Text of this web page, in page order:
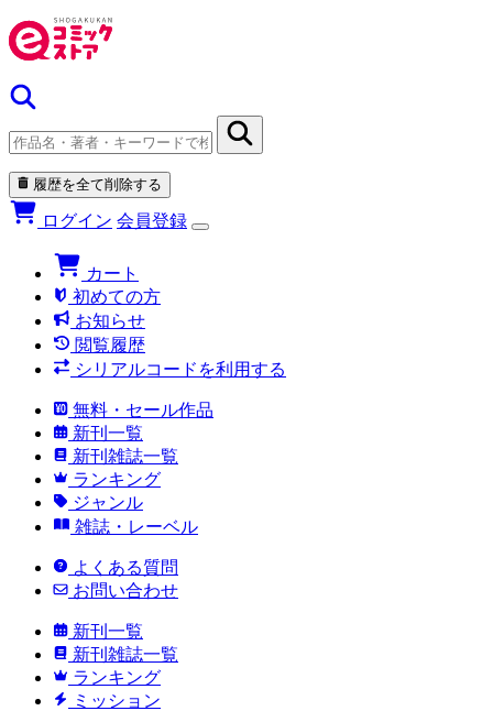
履歴を全て削除する
ログイン 会員登録
カート
初めての方
お知らせ
閲覧履歴
シリアルコードを利用する
無料・セール作品
新刊一覧
新刊雑誌一覧
ランキング
ジャンル
雑誌・レーベル
よくある質問
お問い合わせ
新刊一覧
新刊雑誌一覧
ランキング
ミッション